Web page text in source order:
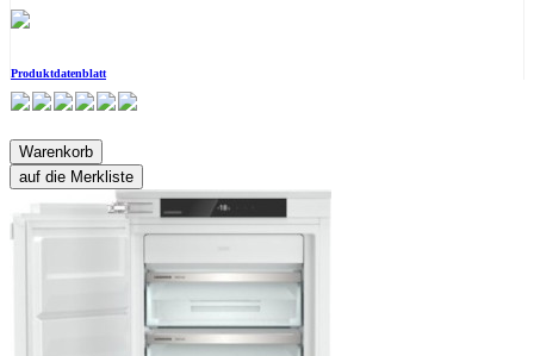
Produktdatenblatt
Warenkorb
auf die Merkliste